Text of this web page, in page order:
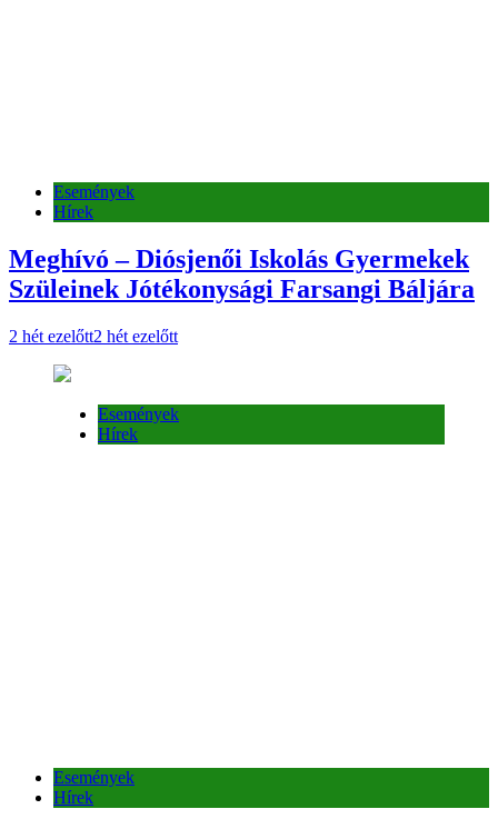
Események
Hírek
Meghívó – Diósjenői Iskolás Gyermekek
Szüleinek Jótékonysági Farsangi Báljára
2 hét ezelőtt2 hét ezelőtt
Események
Hírek
Események
Hírek